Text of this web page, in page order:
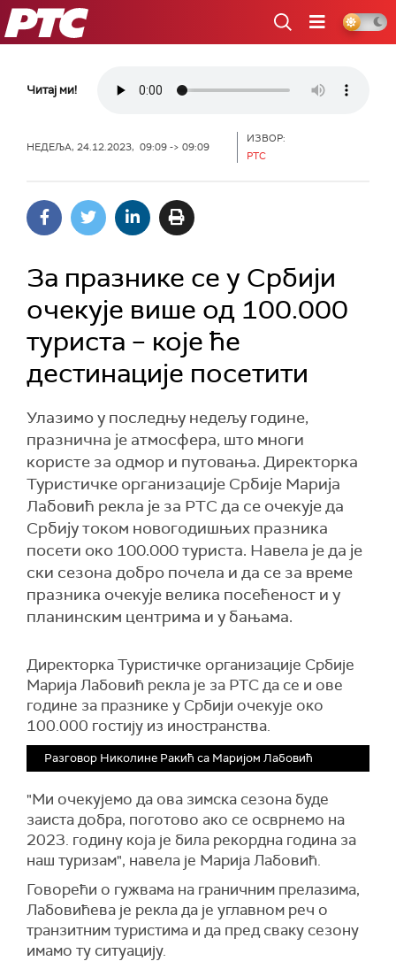
РТС
Читај ми!
НЕДЕЉА, 24.12.2023, 09:09 -> 09:09
ИЗВОР:
РТС
За празнике се у Србији
очекује више од 100.000
туриста – које ће
дестинације посетити
Улазимо у последњу недељу године,
празнична је атмосфера, што многи
користе за одмор и путовања. Директорка
Туристичке организације Србије Марија
Лабовић рекла је за РТС да се очекује да
Србију током новогодишњих празника
посети око 100.000 туриста. Навела је да је
ски сезона добро почела и да се за време
празника очекује велика посећеност и у
планинским центрима и у бањама.
Директорка Туристичке организације Србије
Марија Лабовић рекла је за РТС да се и ове
године за празнике у Србији очекује око
100.000 гостију из иностранства.
Разговор Николине Ракић са Маријом Лабовић
"Ми очекујемо да ова зимска сезона буде
заиста добра, поготово ако се осврнемо на
2023. годину која је била рекордна година за
наш туризам", навела је Марија Лабовић.
Говорећи о гужвама на граничним прелазима,
Лабовићева је рекла да је углавном реч о
транзитним туристима и да пред сваку сезону
имамо ту ситуацију.